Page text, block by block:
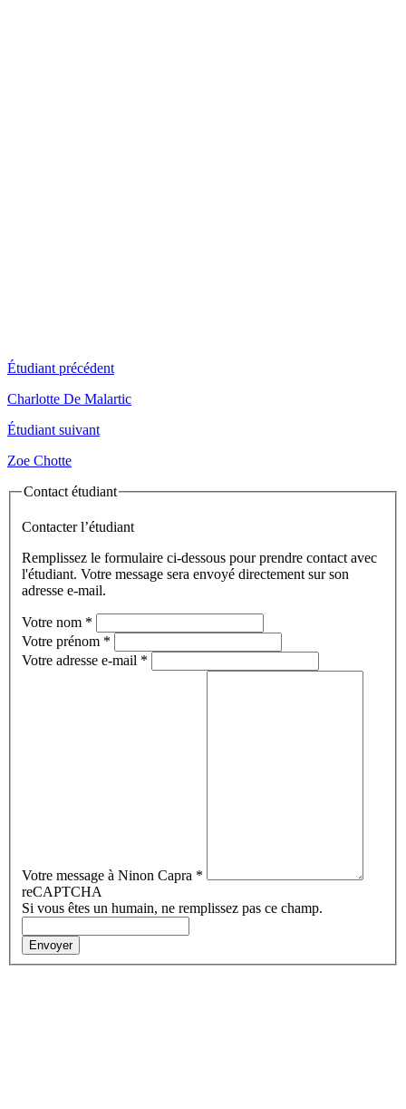
Étudiant précédent
Charlotte De Malartic
Étudiant suivant
Zoe Chotte
Contact étudiant
Contacter l’étudiant
Remplissez le formulaire ci-dessous pour prendre contact avec
l'étudiant. Votre message sera envoyé directement sur son
adresse e-mail.
Votre nom *
Votre prénom *
Votre adresse e-mail *
Votre message à Ninon Capra *
reCAPTCHA
Si vous êtes un humain, ne remplissez pas ce champ.
Envoyer